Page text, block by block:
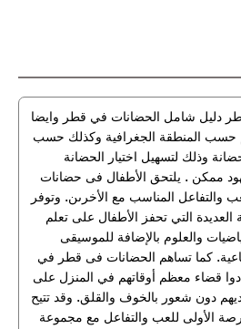
دليل شامل الحضانات في قطر وايضا
المنطقة الجغرافية وكذلك حسب
وذلك لتسهيل اختيار الحضانة
ممكن . يلتحق الأطفال فى حضانات
والتفاعل المناسب مع الأخرىن. وتوفر
العديدة التي تحفز الأطفال على تعلم
والعلوم بالإضافة للموسيقى
كما تساهم الحضانات فى قطر في
قضاء معظم أوقاتهم في المنزل على
دون شعور بالخوف والقلق. وقد تتيح
الأولى للعب والتفاعل مع مجموعة